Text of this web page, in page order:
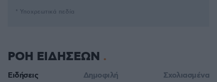
* Υποχρεωτικά πεδία
ΡΟΗ ΕΙΔΗΣΕΩΝ
Ειδήσεις Δημοφιλή Σχολιασμένα